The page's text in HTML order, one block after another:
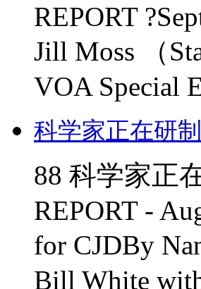
REPORT
Jill Moss （
VOA Special
科学家正在研
88 科学家正
REPORT -
for CJDBy
Bill White